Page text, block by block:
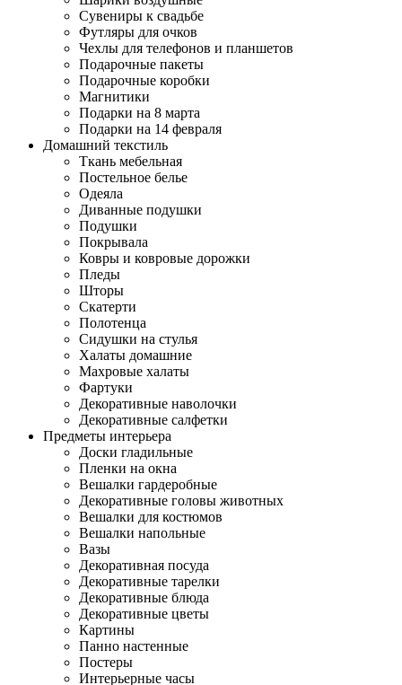
Сувениры к свадьбе
Футляры для очков
Чехлы для телефонов и планшетов
Подарочные пакеты
Подарочные коробки
Магнитики
Подарки на 8 марта
Подарки на 14 февраля
Домашний текстиль
Ткань мебельная
Постельное белье
Одеяла
Диванные подушки
Подушки
Покрывала
Ковры и ковровые дорожки
Пледы
Шторы
Скатерти
Полотенца
Сидушки на стулья
Халаты домашние
Махровые халаты
Фартуки
Декоративные наволочки
Декоративные салфетки
Предметы интерьера
Доски гладильные
Пленки на окна
Вешалки гардеробные
Декоративные головы животных
Вешалки для костюмов
Вешалки напольные
Вазы
Декоративная посуда
Декоративные тарелки
Декоративные блюда
Декоративные цветы
Картины
Панно настенные
Постеры
Интерьерные часы